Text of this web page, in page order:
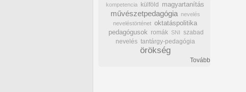
kompetencia külföld magyartanítás
művészetpedagógia
nevelés
neveléstörténet oktatáspolitika
pedagógusok romák SNI szabad
nevelés tantárgy-pedagógia
örökség
Tovább